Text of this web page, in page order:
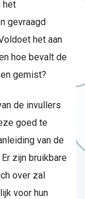
het
gevraagd
het aan
hoe bevalt de
gemist?
de invullers
goed te
van de
zijn bruikbare
over zal
voor hun